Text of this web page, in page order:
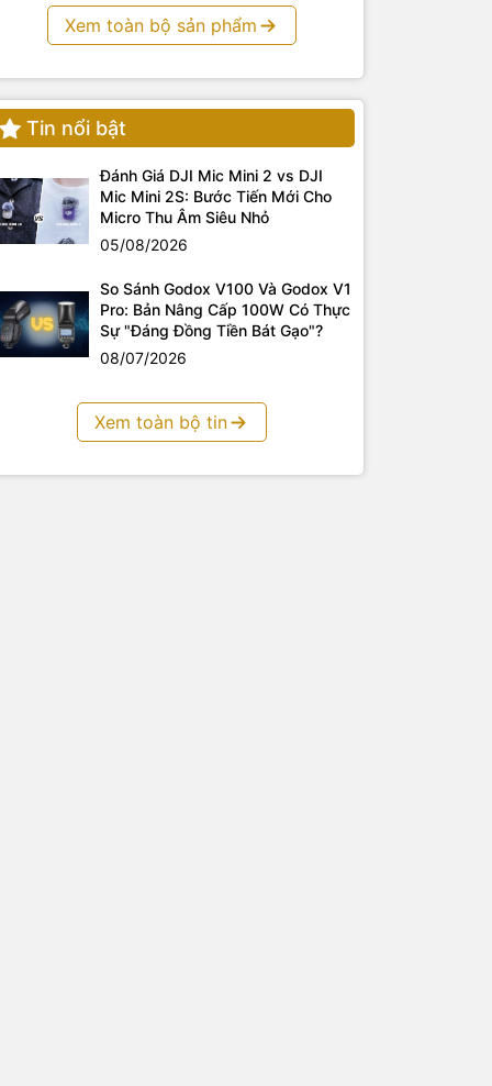
Xem toàn bộ sản phẩm
Tin nổi bật
Đánh Giá DJI Mic Mini 2 vs DJI
Mic Mini 2S: Bước Tiến Mới Cho
Micro Thu Âm Siêu Nhỏ
05/08/2026
So Sánh Godox V100 Và Godox V1
Pro: Bản Nâng Cấp 100W Có Thực
Sự "Đáng Đồng Tiền Bát Gạo"?
08/07/2026
Xem toàn bộ tin